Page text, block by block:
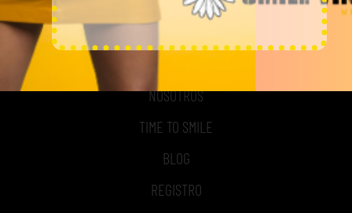
MI CUENTA
NOSOTROS
TIME TO SMILE
BLOG
REGISTRO